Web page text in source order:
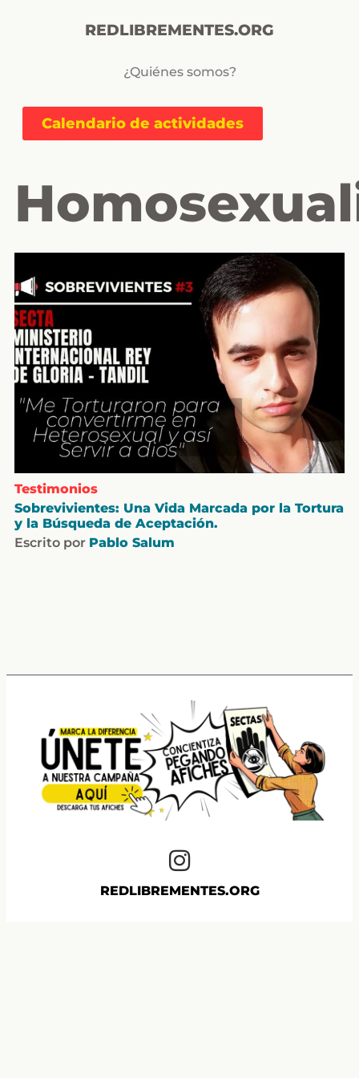
REDLIBREMENTES.ORG
¿Quiénes somos?
Calendario de actividades
Testimonios
Sobrevivientes: Una Vida Marcada por la Tortura
y la Búsqueda de Aceptación.
Escrito por Pablo Salum
REDLIBREMENTES.ORG